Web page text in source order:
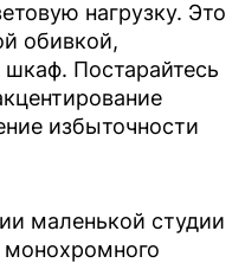
нагрузку. Это
обивкой,
Постарайтесь
избыточности
маленькой студии